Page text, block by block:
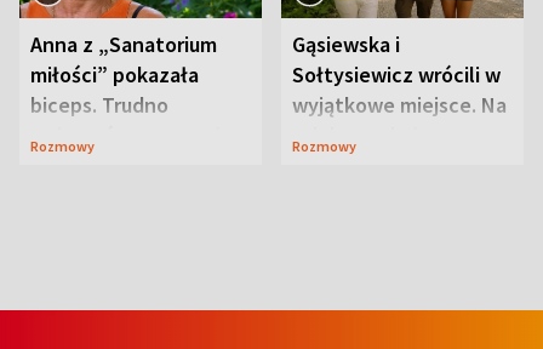
Anna z „Sanatorium
miłości” pokazała
biceps. Trudno
uwierzyć, co przeszła
Rozmowy
Gąsiewska i
Sołtysiewicz wrócili w
wyjątkowe miejsce. Na
szlaku czekał
Rozmowy